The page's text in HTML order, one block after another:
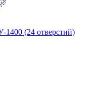
(24 отверстий)